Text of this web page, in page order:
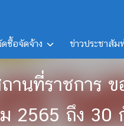
ดซื้อจัดจ้าง ข่าวประชาสัม
านที่ราชการ
ม 2565 ถึง